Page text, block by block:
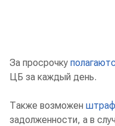
За просрочку
ЦБ за каждый день.
Также возможен штраф
задолженности, а в